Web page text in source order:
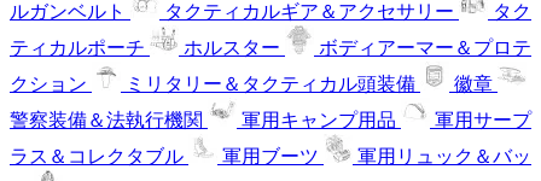
ルガンベルト
タクティカルギア＆アクセサリー
タク
ティカルポーチ
ホルスター
ボディアーマー＆プロテ
クション
ミリタリー＆タクティカル頭装備
徽章
警察装備＆法執行機関
軍用キャンプ用品
軍用サープ
ラス＆コレクタブル
軍用ブーツ
軍用リュック＆バッ